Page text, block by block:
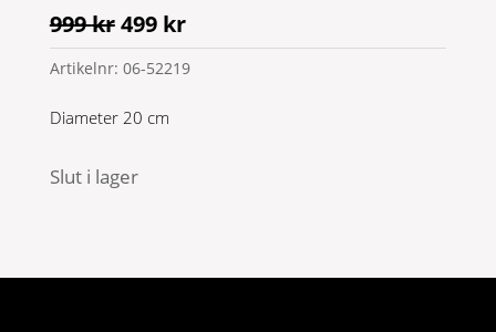
999krDet
ursprungliga
priset
999 kr.
499 krDet
nuvarande
priset
Artikelnr: 06-52219
Diameter 20 cm
Slut i lager